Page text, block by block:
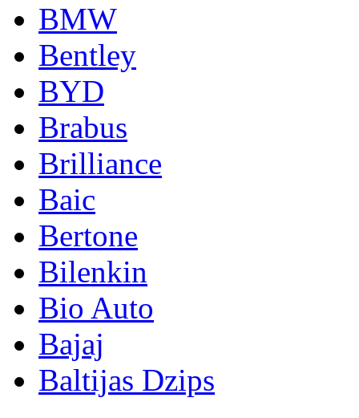
BMW
Bentley
BYD
Brabus
Brilliance
Baic
Bertone
Bilenkin
Bio Auto
Bajaj
Baltijas Dzips